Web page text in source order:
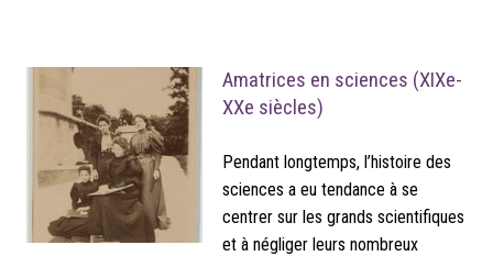
Amatrices en sciences (XIXe-
XXe siècles)
Pendant longtemps, l’histoire des
sciences a eu tendance à se
centrer sur les grands scientifiques
et à négliger leurs nombreux